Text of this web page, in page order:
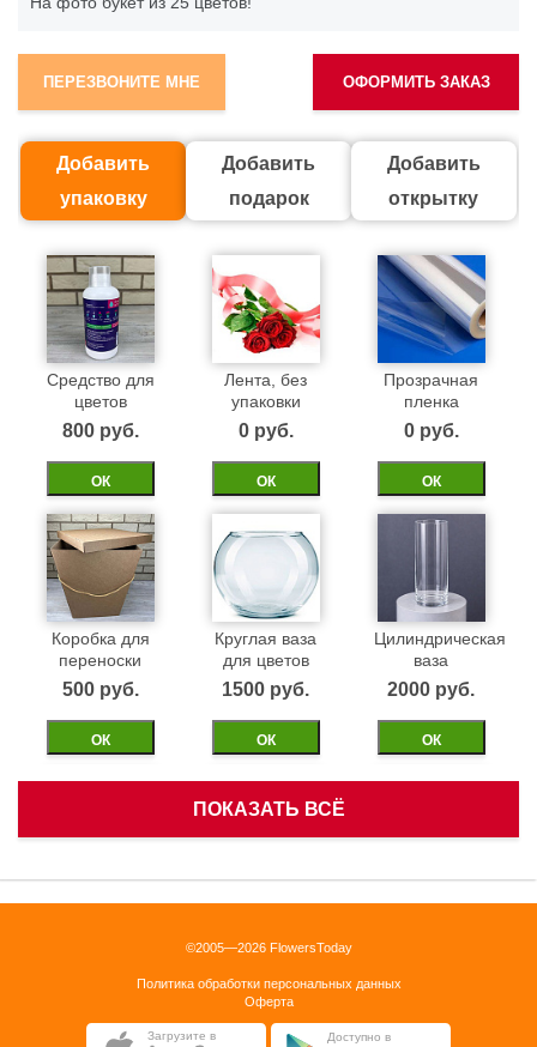
ОФОРМИТЬ ЗАКАЗ
ПЕРЕЗВОНИТЕ МНЕ
Добавить
упаковку
Добавить
подарок
Добавить
открытку
Средство для
цветов
800 pуб.
ОК
Лента, без
упаковки
0 pуб.
ОК
Прозрачная
пленка
0 pуб.
ОК
Коробка для
переноски
500 pуб.
ОК
Круглая ваза
для цветов
1500 pуб.
ОК
Цилиндрическая
ваза
2000 pуб.
ОК
коробка 40см
ОК ОК
ПОКАЗАТЬ ВСЁ
©2005—2026 FlowersToday
Политика обработки персональных данных
Оферта
Загрузите в Доступно в